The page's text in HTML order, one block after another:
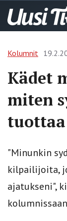
Kolumnit
Kädet
miten
"Minunkin
kilpailijoita,
ajatukseni",